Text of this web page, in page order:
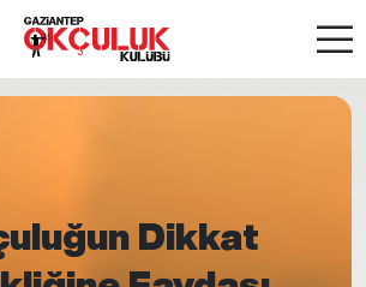
Dikkat